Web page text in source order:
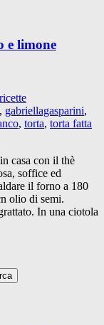
e limone
, gabriellagasparini,
, torta, torta fatta
casa con il thè
soffice ed
il forno a 180
olio di semi.
In una ciotola